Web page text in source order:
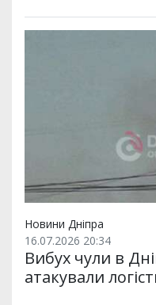
Новини Дніпра
16.07.2026 20:34
Вибух чули в
атакували